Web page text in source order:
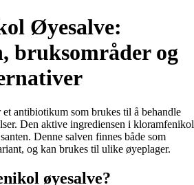
Øyesalve:
bruksområder og
antibiotikum som brukes til å behandle
Den aktive ingrediensen i kloramfenikol
Denne salven finnes både som
og kan brukes til ulike øyeplager.
øyesalve?